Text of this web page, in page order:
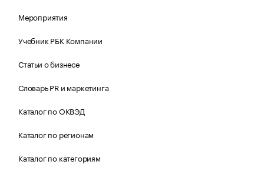
Мероприятия
Учебник РБК Компании
Статьи о бизнесе
Словарь PR и маркетинга
Каталог по ОКВЭД
Каталог по регионам
Каталог по категориям